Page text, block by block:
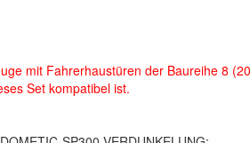
mit Fahrerhaustüren der Baureihe 8
Set kompatibel ist.